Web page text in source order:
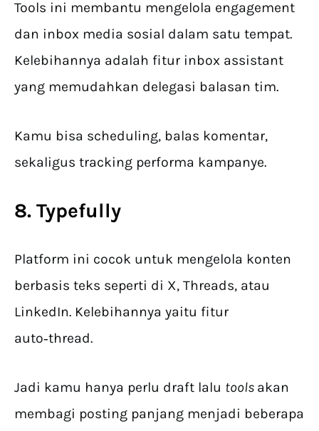
Tools ini membantu mengelola engagement
dan inbox media sosial dalam satu tempat.
Kelebihannya adalah fitur inbox assistant
yang memudahkan delegasi balasan tim.
Kamu bisa scheduling, balas komentar,
sekaligus tracking performa kampanye.
8. Typefully
Platform ini cocok untuk mengelola konten
berbasis teks seperti di X, Threads, atau
LinkedIn. Kelebihannya yaitu fitur
auto‑thread.
Jadi kamu hanya perlu draft lalu tools akan
membagi posting panjang menjadi beberapa